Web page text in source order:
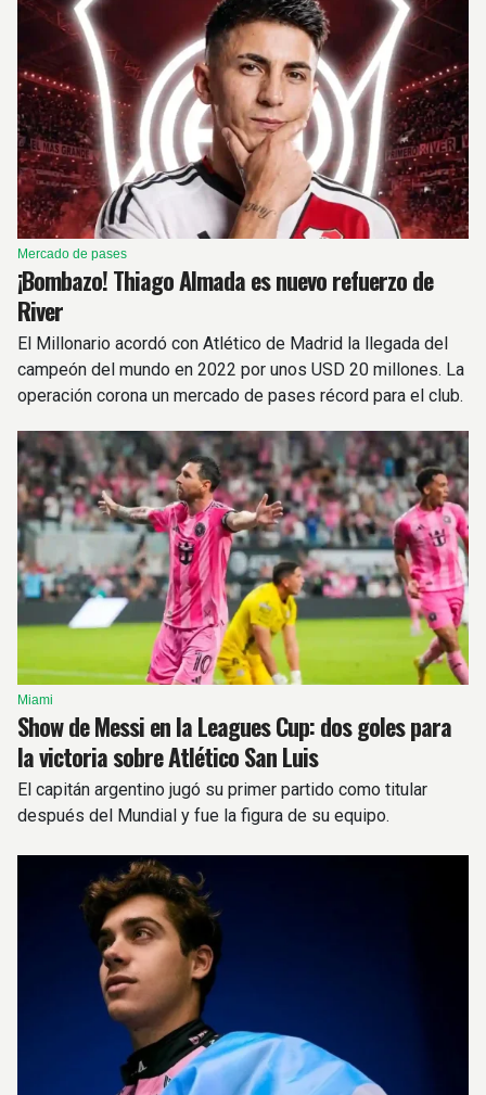
Mercado de pases
¡Bombazo! Thiago Almada es nuevo refuerzo de
River
El Millonario acordó con Atlético de Madrid la llegada del
campeón del mundo en 2022 por unos USD 20 millones. La
operación corona un mercado de pases récord para el club.
Miami
Show de Messi en la Leagues Cup: dos goles para
la victoria sobre Atlético San Luis
El capitán argentino jugó su primer partido como titular
después del Mundial y fue la figura de su equipo.